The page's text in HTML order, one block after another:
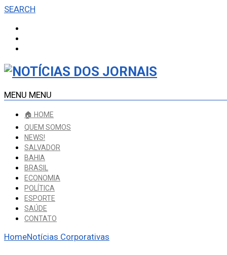
SEARCH
MENU MENU
🏠 HOME
QUEM SOMOS
NEWS!
SALVADOR
BAHIA
BRASIL
ECONOMIA
POLÍTICA
ESPORTE
SAÚDE
CONTATO
HomeNotícias Corporativas